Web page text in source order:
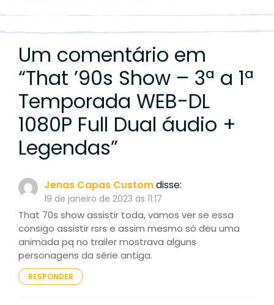
Um comentário em
“That ’90s Show – 3ª a 1ª
Temporada WEB-DL
1080P Full Dual áudio +
Legendas”
Jenas Capas Customdisse:
19 de janeiro de 2023 às 11:17
That 70s show assistir toda, vamos ver se essa
consigo assistir rsrs e assim mesmo só deu uma
animada pq no trailer mostrava alguns
personagens da série antiga.
RESPONDER